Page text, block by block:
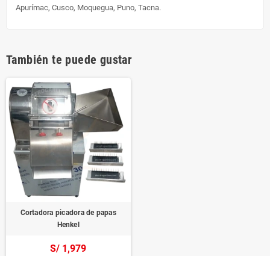
Apurímac, Cusco, Moquegua, Puno, Tacna.
También te puede gustar
Cortadora picadora de papas
Henkel
S/ 1,979